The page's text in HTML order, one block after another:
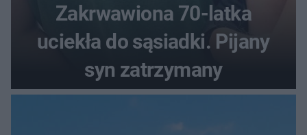
Zakrwawiona 70-latka
uciekła do sąsiadki. Pijany
syn zatrzymany